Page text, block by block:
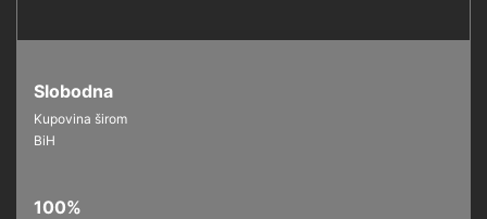
Slobodna
Kupovina širom
BiH
100%